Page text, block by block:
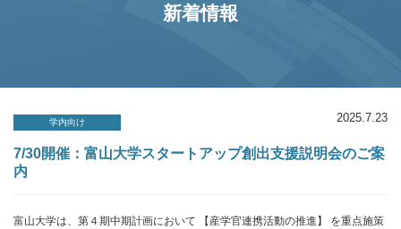
新着情報
学内向け 2025.7.23
7/30開催：富山大学スタートアップ創出支援説明会のご案
内
富山大学は、第４期中期計画において 【産学官連携活動の推進】 を重点施策